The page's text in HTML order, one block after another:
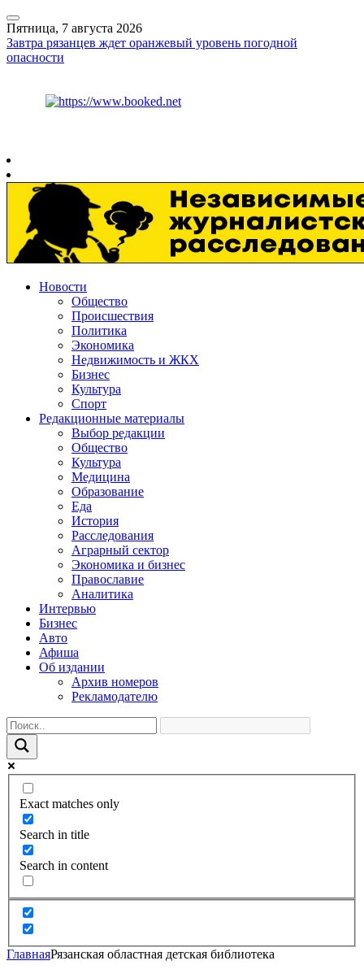
Пятница, 7 августа 2026
Завтра рязанцев ждет оранжевый уровень погодной
опасности
Новости
Общество
Происшествия
Политика
Экономика
Недвижимость и ЖКХ
Бизнес
Культура
Спорт
Редакционные материалы
Выбор редакции
Общество
Культура
Медицина
Образование
Еда
История
Расследования
Аграрный сектор
Экономика и бизнес
Православие
Аналитика
Интервью
Бизнес
Авто
Афиша
Об издании
Архив номеров
Рекламодателю
Exact matches only
Search in title
Search in content
ГлавнаяРязанская областная детская библиотека